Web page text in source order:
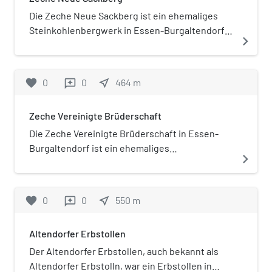
Fettkohlenschichten.
Die Zeche Neue Sackberg ist ein ehemaliges
Steinkohlenbergwerk in Essen-Burgaltendorf.
Zeche Neuer Sacksieper Berg bekannt. Die
sich gemäß der Niemeyerschen Karte östlich
navigate_next
favorite 0 reviews 0 near_me 464 m
Zeche Vereinigte Brüderschaft
Die Zeche Vereinigte Brüderschaft in Essen-
Burgaltendorf ist ein ehemaliges
unter dem Namen Zeche Vereinigte
während seiner Betriebszeit mehrmals
navigate_next
favorite 0 reviews 0 near_me 550 m
Altendorfer Erbstollen
Der Altendorfer Erbstollen, auch bekannt als
Altendorfer Erbstolln, war ein Erbstollen in